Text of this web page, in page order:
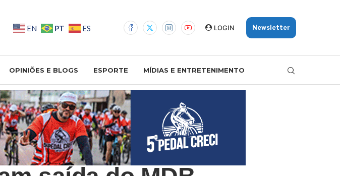
EN PT ES LOGIN Newsletter
OPINIÕES E BLOGS ESPORTE MÍDIAS E ENTRETENIMENTO